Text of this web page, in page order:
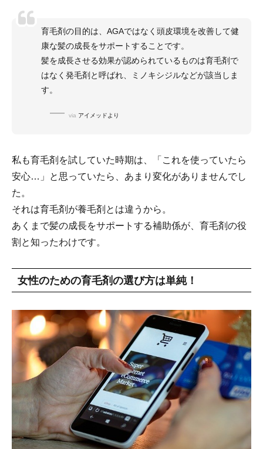
育毛剤の目的は、AGAではなく頭皮環境を改善して健
康な髪の成長をサポートすることです。
髪を成長させる効果が認められているものは育毛剤で
はなく発毛剤と呼ばれ、ミノキシジルなどが該当しま
す。
via アイメッドより
私も育毛剤を試していた時期は、「これを使っていたら
安心…」と思っていたら、あまり変化がありませんでし
た。
それは育毛剤が養毛剤とは違うから。
あくまで髪の成長をサポートする補助係が、育毛剤の役
割と知ったわけです。
女性のための育毛剤の選び方は単純！